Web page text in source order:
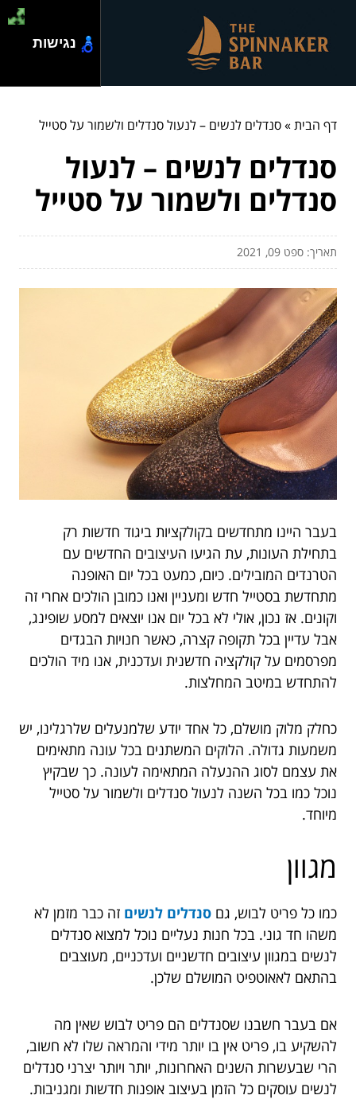
דף הבית»סנדלים לנשים – לנעול סנדלים ולשמור על סטייל
סנדלים לנשים – לנעול
סנדלים ולשמור על סטייל
תאריך: ספט 09, 2021
בעבר היינו מתחדשים בקולקציות ביגוד חדשות רק
בתחילת העונות, עת הגיעו העיצובים החדשים עם
הטרנדים המובילים. כיום, כמעט בכל יום האופנה
מתחדשת בסטייל חדש ומעניין ואנו כמובן הולכים אחרי זה
וקונים. אז נכון, אולי לא בכל יום אנו יוצאים למסע שופינג,
אבל עדיין בכל תקופה קצרה, כאשר חנויות הבגדים
מפרסמים על קולקציה חדשנית ועדכנית, אנו מיד הולכים
להתחדש במיטב המחלצות.
כחלק מלוק מושלם, כל אחד יודע שלמנעלים שלרגלינו, יש
משמעות גדולה. הלוקים המשתנים בכל עונה מתאימים
את עצמם לסוג ההנעלה המתאימה לעונה. כך שבקיץ
נוכל כמו בכל השנה לנעול סנדלים ולשמור על סטייל
מיוחד.
מגוון
כמו כל פריט לבוש, גם סנדלים לנשים זה כבר מזמן לא
משהו חד גוני. בכל חנות נעליים נוכל למצוא סנדלים
לנשים במגוון עיצובים חדשניים ועדכניים, מעוצבים
בהתאם לאאוטפיט המושלם שלכן.
אם בעבר חשבנו שסנדלים הם פריט לבוש שאין מה
להשקיע בו, פריט אין בו יותר מידי והמראה שלו לא חשוב,
הרי שבעשרות השנים האחרונות, יותר ויותר יצרני סנדלים
לנשים עוסקים כל הזמן בעיצוב אופנות חדשות ומגניבות.
נגישות